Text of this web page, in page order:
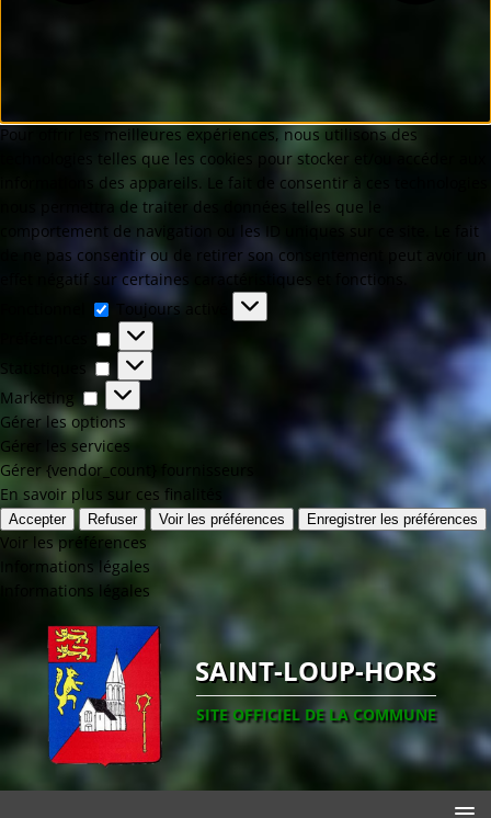
Pour offrir les meilleures expériences, nous utilisons des
technologies telles que les cookies pour stocker et/ou accéder aux
informations des appareils. Le fait de consentir à ces technologies
nous permettra de traiter des données telles que le
comportement de navigation ou les ID uniques sur ce site. Le fait
de ne pas consentir ou de retirer son consentement peut avoir un
effet négatif sur certaines caractéristiques et fonctions.
Toujours activé
Statistiques
Marketing
Gérer les options
Gérer les services
Gérer {vendor_count} fournisseurs
En savoir plus sur ces finalités
Accepter Refuser Voir les préférences Enregistrer les préférences
Voir les préférences
Informations légales
Informations légales
SAINT-LOUP-HORS
SITE OFFICIEL DE LA COMMUNE